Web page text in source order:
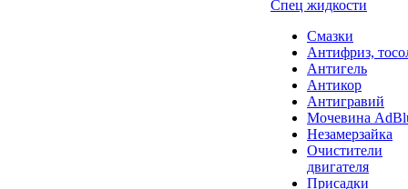
Спец жидкости
Смазки
Антифриз,
Антигель
Антикор
Антигравий
Мочевина
Незамерзайка
Очистители
двигателя
Присадки